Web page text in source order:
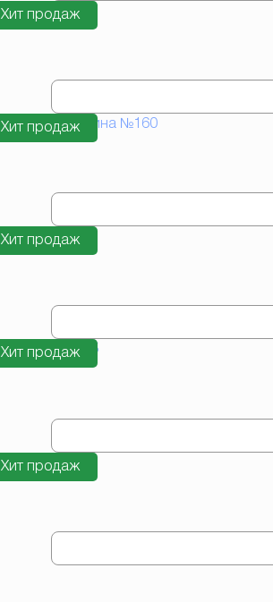
Хит продаж
Хит продаж
Хит продаж
Хит продаж
Хит продаж